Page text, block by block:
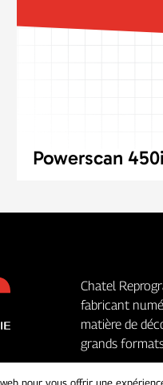
Powerscan
Chatel
fabricant
matière de
grands
pour vous offrir une